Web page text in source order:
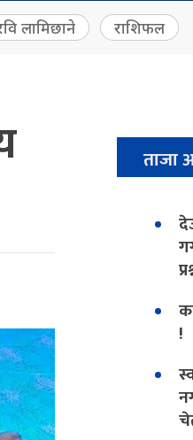
लामिछाने राशिफल
ताजा
!